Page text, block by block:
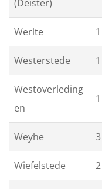
(Deister)
Werlte 1
Westerstede 1
Westoverleding
en
1
Weyhe 3
Wiefelstede 2